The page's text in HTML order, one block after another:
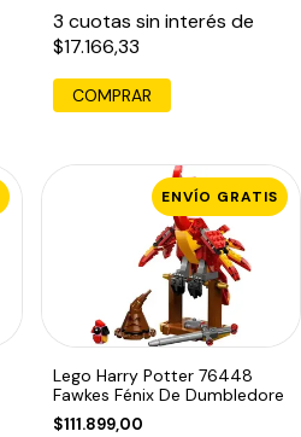
3 cuotas sin interés de
$17.166,33
ENVÍO GRATIS
Lego Harry Potter 76448
Fawkes Fénix De Dumbledore
$111.899,00